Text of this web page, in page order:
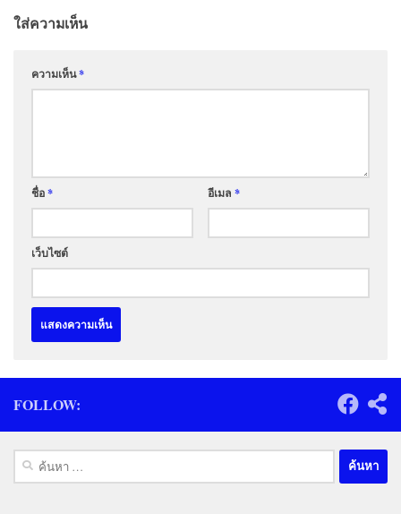
ใส่ความเห็น
ความเห็น*
ชื่อ* อีเมล *
เว็บไซต์
FOLLOW:
ค้นหา
สำหรับ: